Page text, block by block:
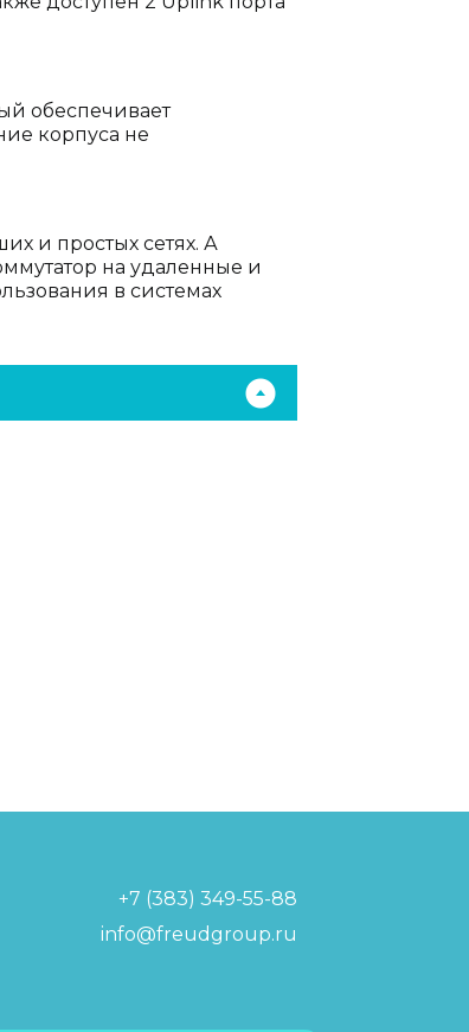
обеспечивает
корпуса не
и простых сетях. А
на удаленные и
в системах
+7 (383) 349-55-88
info@freudgroup.ru